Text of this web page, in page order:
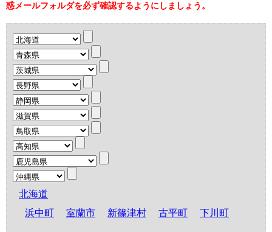
惑メールフォルダを必ず確認するようにしましょう。
北海道
浜中町
室蘭市 新篠津村 古平町 下川町